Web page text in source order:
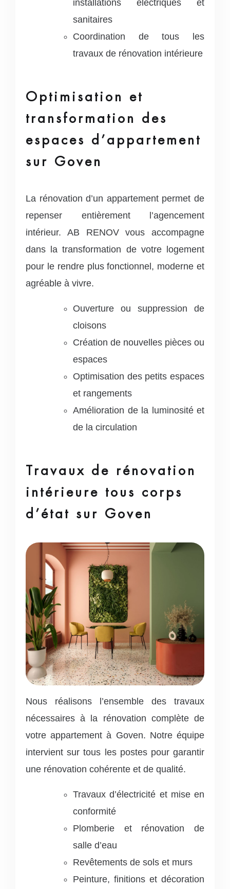
installations électriques et
sanitaires
Coordination de tous les
travaux de rénovation intérieure
Optimisation et
transformation des
espaces d’appartement
sur Goven
La rénovation d’un appartement permet de
repenser entièrement l’agencement
intérieur. AB RENOV vous accompagne
dans la transformation de votre logement
pour le rendre plus fonctionnel, moderne et
agréable à vivre.
Ouverture ou suppression de
cloisons
Création de nouvelles pièces ou
espaces
Optimisation des petits espaces
et rangements
Amélioration de la luminosité et
de la circulation
Travaux de rénovation
intérieure tous corps
d’état sur Goven
Nous réalisons l’ensemble des travaux
nécessaires à la rénovation complète de
votre appartement à Goven. Notre équipe
intervient sur tous les postes pour garantir
une rénovation cohérente et de qualité.
Travaux d’électricité et mise en
conformité
Plomberie et rénovation de
salle d’eau
Revêtements de sols et murs
Peinture, finitions et décoration